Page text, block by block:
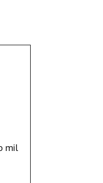
mil